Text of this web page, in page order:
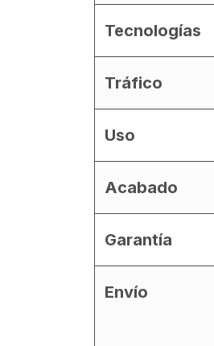
Tecnologías
Tráfico
Uso
Acabado
Garantía
Envío